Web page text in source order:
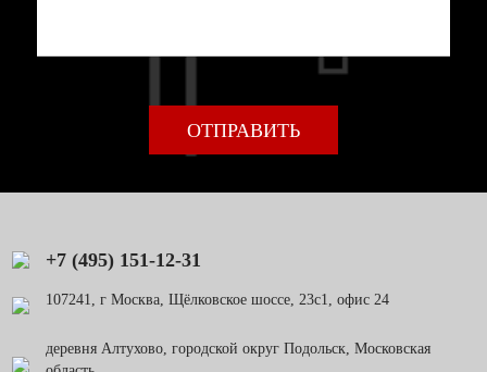
+7 (495) 151-12-31
107241, г Москва, Щёлковское шоссе, 23с1, офис 24
деревня Алтухово, городской округ Подольск, Московская